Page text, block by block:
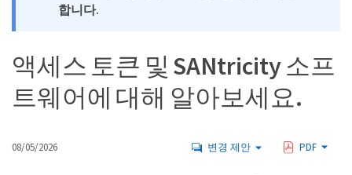
합니다.
액세스 토큰 및 SANtricity 소프
트웨어에 대해 알아보세요.
08/05/2026 변경 제안 PDF